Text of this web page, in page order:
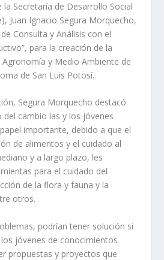
Secretaría de Desarrollo Social
Juan Ignacio Segura Morquecho,
Consulta y Análisis con el
para la creación de la
y Medio Ambiente de
de San Luis Potosí.
Segura Morquecho destacó
del cambio las y los jóvenes
importante, debido a que el
de alimentos y el cuidado al
y a largo plazo, les
para el cuidado del
de la flora y fauna y la
otros.
podrían tener solución si
jóvenes de conocimientos
propuestas y proyectos que